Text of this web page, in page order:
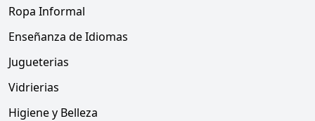
Ropa Informal
Enseñanza de Idiomas
Jugueterias
Vidrierias
Higiene y Belleza